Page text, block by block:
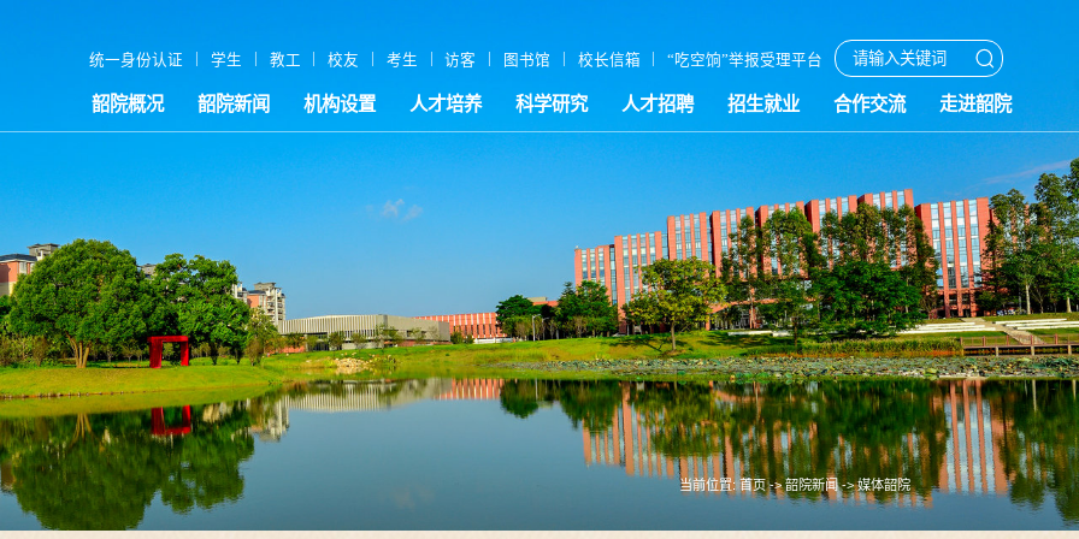
统一身份认证 | 学生 | 教工 | 校友 | 考生 | 访客 | 图书馆 | 校长信箱 | “吃空饷”举报受理平台
韶院概况 韶院新闻 机构设置 人才培养 科学研究 人才招聘 招生就业 合作交流 走进韶院
当前位置:首页->韶院新闻->媒体韶院